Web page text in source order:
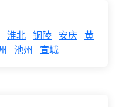
淮北 铜陵 安庆 黄
池州 宣城